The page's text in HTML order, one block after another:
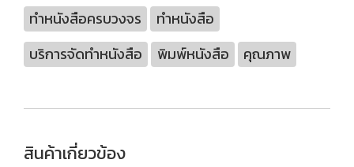
ทำหนังสือครบวงจร
ทำหนังสือ
บริการจัดทำหนังสือ
พิมพ์หนังสือ คุณภาพ
สินค้าเกี่ยวข้อง